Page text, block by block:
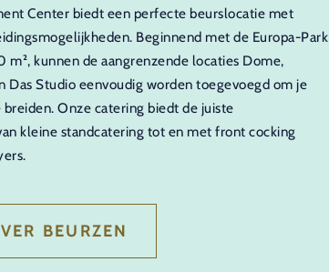
Center biedt een perfecte beurslocatie met
Beginnend met de Europa-Park
kunnen de aangrenzende locaties Dome,
Das Studio eenvoudig worden toegevoegd om je
Onze catering biedt de juiste
kleine standcatering tot en met front cocking
BEURZEN